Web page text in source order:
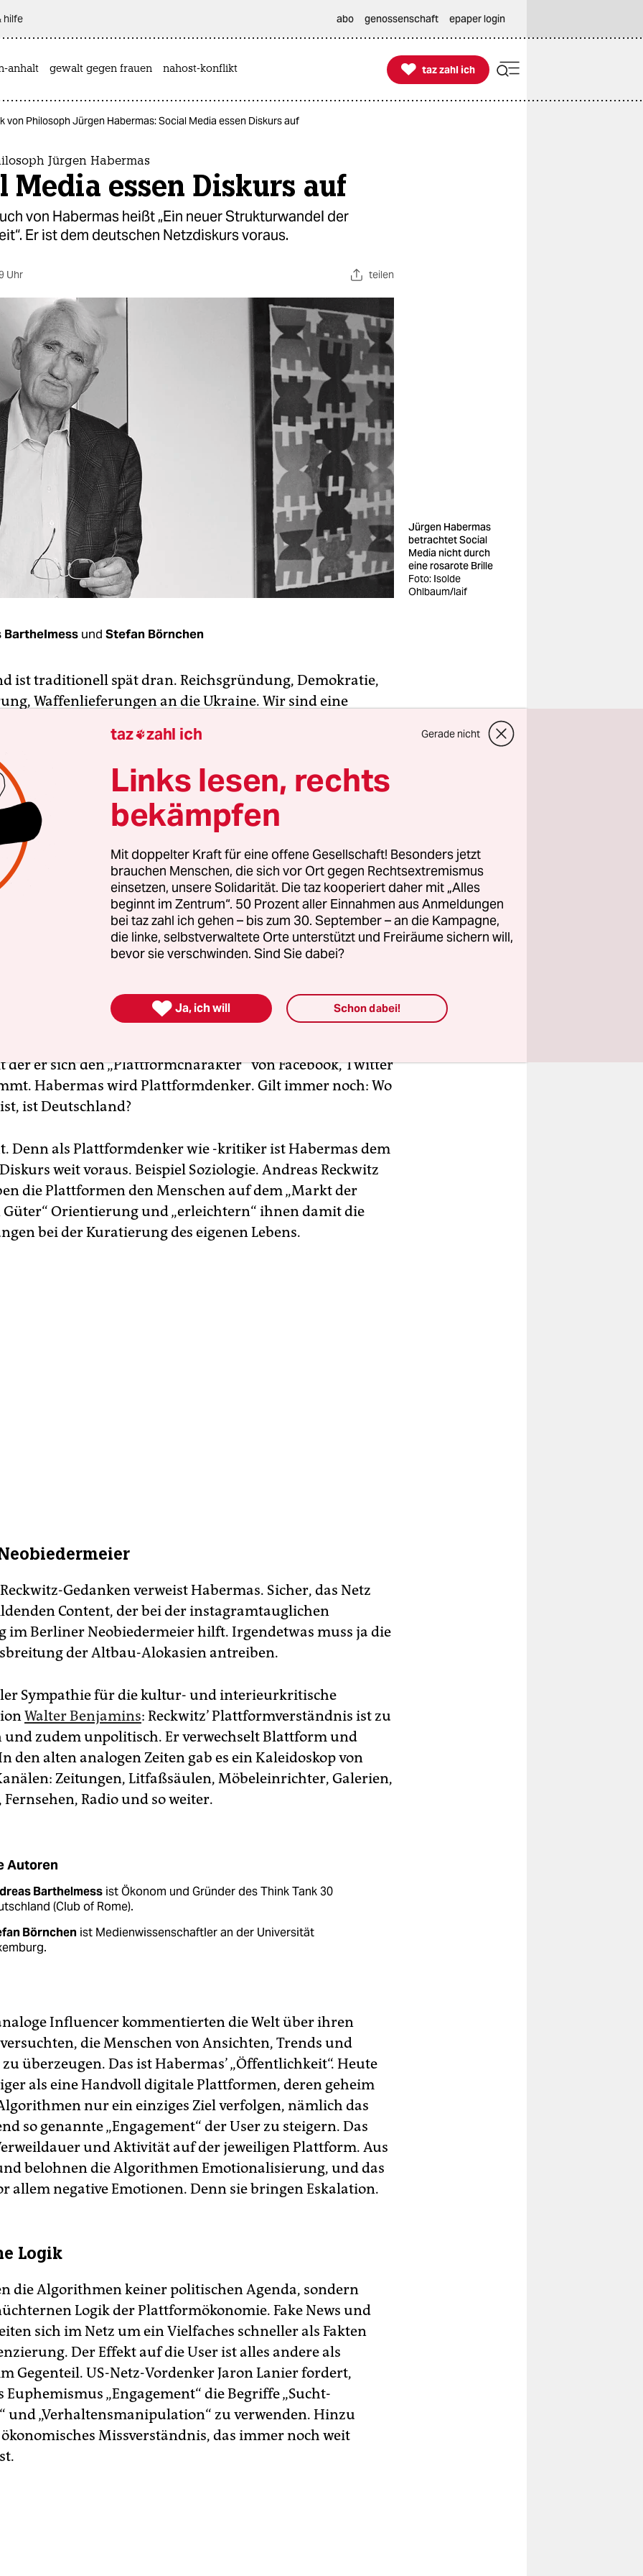
hilfe abo genossenschaft epaper login
anhalt gewalt gegen frauen nahost-konflikt 
taz zahl ich
taz zahl ich
von Philosoph Jürgen Habermas: Social Media essen Diskurs auf
Jürgen Habermas
Media essen Diskurs auf
von Habermas heißt „Ein neuer Strukturwandel der
Er ist dem deutschen Netzdiskurs voraus.
Uhr teilen
Jürgen Habermas
betrachtet Social
Media nicht durch
eine rosarote Brille
Foto: Isolde
Ohlbaum/laif
Barthelmess und Stefan Börnchen
ist traditionell spät dran. Reichsgründung, Demokratie,
Waffenlieferungen an die Ukraine. Wir sind eine
1959 rezensiert hat. Da hatte, so viel zum Zeitkolorit,
noch vier Amtsjahre vor sich.
der Öffentlichkeit und die deliberative Politik“
Nicht nur seine biblische Publikationsspanne
er sich den „Plattformcharakter“ von Facebook, Twitter
Habermas wird Plattformdenker. Gilt immer noch: Wo
ist Deutschland?
Denn als Plattformdenker wie -kritiker ist Habermas dem
weit voraus. Beispiel Soziologie. Andreas Reckwitz
die Plattformen den Menschen auf dem „Markt der
Orientierung und „erleichtern“ ihnen damit die
bei der Kuratierung des eigenen Lebens.
Gedanken verweist Habermas. Sicher, das Netz
Content, der bei der instagramtauglichen
im Berliner Neobiedermeier hilft. Irgendetwas muss ja die
der Altbau-Alokasien antreiben.
Sympathie für die kultur- und interieurkritische
Walter Benjamins: Reckwitz’ Plattformverständnis ist zu
und zudem unpolitisch. Er verwechselt Blattform und
den alten analogen Zeiten gab es ein Kaleidoskop von
Zeitungen, Litfaßsäulen, Möbeleinrichter, Galerien,
Radio und so weiter.
Autoren
Barthelmessist Ökonom und Gründer des Think Tank 30
(Club of Rome).
Börnchenist Medienwissenschaftler an der Universität
Influencer kommentierten die Welt über ihren
die Menschen von Ansichten, Trends und
überzeugen. Das ist Habermas’ „Öffentlichkeit“. Heute
als eine Handvoll digitale Plattformen, deren geheim
nur ein einziges Ziel verfolgen, nämlich das
so genannte „Engagement“ der User zu steigern. Das
und Aktivität auf der jeweiligen Plattform. Aus
belohnen die Algorithmen Emotionalisierung, und das
allem negative Emotionen. Denn sie bringen Eskalation.
Logik
die Algorithmen keiner politischen Agenda, sondern
Logik der Plattformökonomie. Fake News und
sich im Netz um ein Vielfaches schneller als Fakten
Der Effekt auf die User ist alles andere als
Gegenteil. US-Netz-Vordenker Jaron Lanier fordert,
Euphemismus „Engagement“ die Begriffe „Sucht­
und „Verhaltensmanipulation“ zu verwenden. Hinzu
Missverständnis, das immer noch weit
taz zahl ich Gerade nicht
Links lesen, rechts
bekämpfen
Mit doppelter Kraft für eine offene Gesellschaft! Besonders jetzt
brauchen Menschen, die sich vor Ort gegen Rechtsextremismus
einsetzen, unsere Solidarität. Die taz kooperiert daher mit „Alles
beginnt im Zentrum“. 50 Prozent aller Einnahmen aus Anmeldungen
bei taz zahl ich gehen – bis zum 30. September – an die Kampagne,
die linke, selbstverwaltete Orte unterstützt und Freiräume sichern will,
bevor sie verschwinden. Sind Sie dabei?
 Ja, ich will Schon dabei!